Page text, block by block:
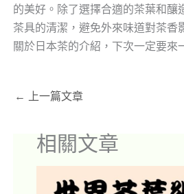
的美好。除了選擇合適的茶葉和釀
茶具的清潔，避免外來味道對茶香
關於日本茶的介紹，下次一定要來
← 上一篇文章
相關文章